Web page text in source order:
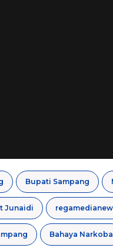
Bupati Sampang
Junaidi
Bahaya Narkoba